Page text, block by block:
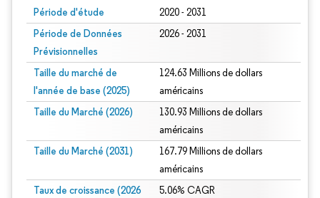
Période d'étude 2020 - 2031
Période de Données
Prévisionnelles
2026 - 2031
Taille du marché de
l'année de base (2025)
124.63 Millions de dollars
américains
Taille du Marché (2026)
130.93 Millions de dollars
américains
Taille du Marché (2031)
167.79 Millions de dollars
américains
Taux de croissance (2026
5.06% CAGR